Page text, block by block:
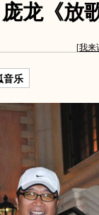
龙《放
[我来
音乐